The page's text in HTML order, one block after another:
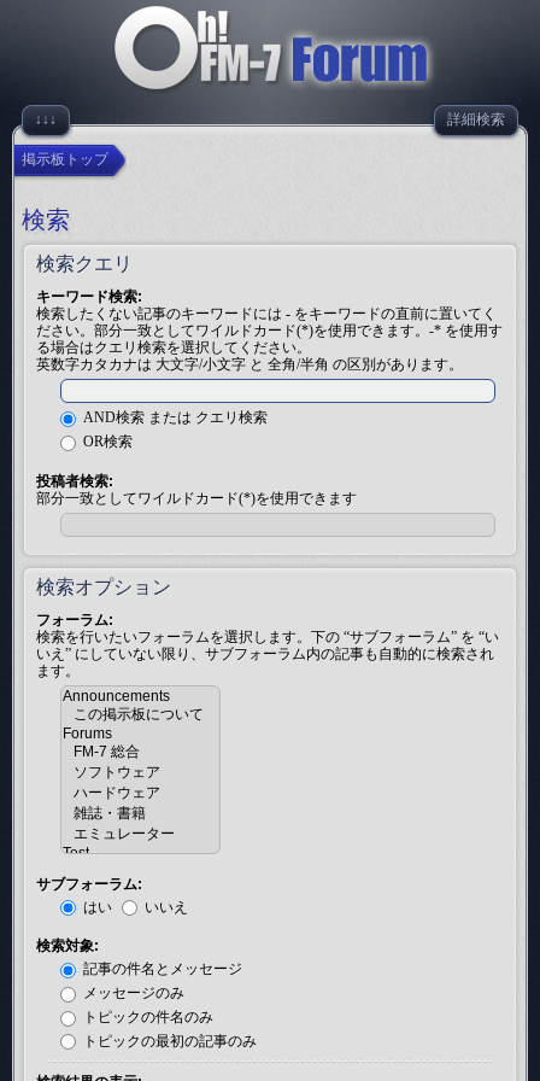
↓↓↓ 詳細検索
掲示板トップ
検索
検索クエリ
キーワード検索:
検索したくない記事のキーワードには - をキーワードの直前に置いてく
ださい。部分一致としてワイルドカード(*)を使用できます。-* を使用す
る場合はクエリ検索を選択してください。
英数字カタカナは 大文字/小文字 と 全角/半角 の区別があります。
AND検索 または クエリ検索
OR検索
投稿者検索:
部分一致としてワイルドカード(*)を使用できます
検索オプション
フォーラム:
検索を行いたいフォーラムを選択します。下の “サブフォーラム” を “い
いえ” にしていない限り、サブフォーラム内の記事も自動的に検索され
ます。
サブフォーラム:
はい
いいえ
検索対象:
記事の件名とメッセージ
メッセージのみ
トピックの件名のみ
トピックの最初の記事のみ